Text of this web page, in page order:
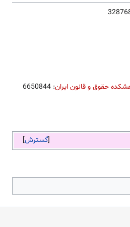
حقوق و قانون ایران: 6650844
گسترش